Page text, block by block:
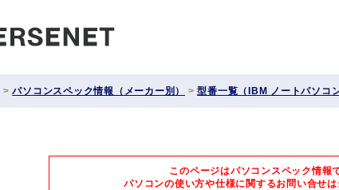
>パソコンスペック情報（メーカー別） >型番一覧（IBM ノートパソコン
このページはパソコンスペック情報
パソコンの使い方や仕様に関するお問い合せは